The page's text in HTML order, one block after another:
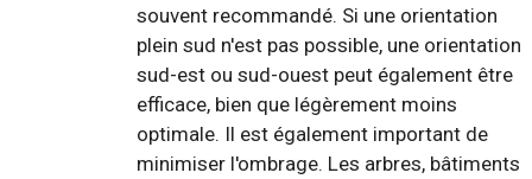
souvent recommandé. Si une orientation
plein sud n'est pas possible, une orientation
sud-est ou sud-ouest peut également être
efficace, bien que légèrement moins
optimale. Il est également important de
minimiser l'ombrage. Les arbres, bâtiments